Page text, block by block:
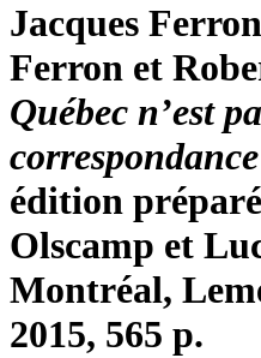
Jacques
Ferron et
Québec n’est
édition
Olscamp et
Montréal,
2015, 565 p.